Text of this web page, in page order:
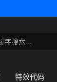
特效代码